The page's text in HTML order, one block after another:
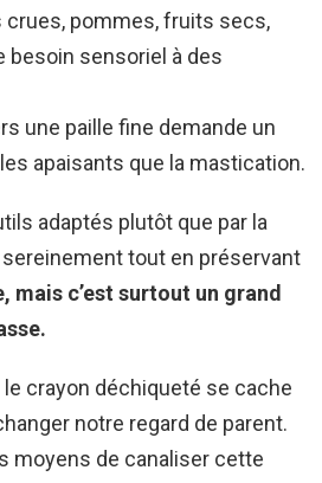
pommes, fruits secs,
besoin sensoriel à des
une paille fine demande un
apaisants que la mastication.
adaptés plutôt que par la
tout en préservant
mais c’est surtout un grand
crayon déchiqueté se cache
notre regard de parent.
moyens de canaliser cette